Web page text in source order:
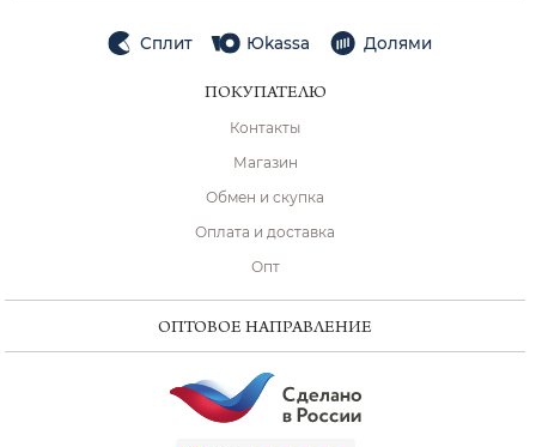
Сплит Юkassa Долями
ПОКУПАТЕЛЮ
Контакты
Магазин
Обмен и скупка
Оплата и доставка
Опт
ОПТОВОЕ НАПРАВЛЕНИЕ